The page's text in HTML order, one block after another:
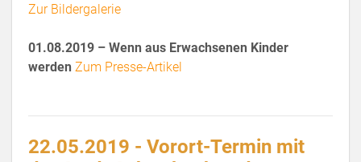
Zur Bildergalerie
01.08.2019 – Wenn aus Erwachsenen Kinder
werden Zum Presse-Artikel
22.05.2019 - Vorort-Termin mit